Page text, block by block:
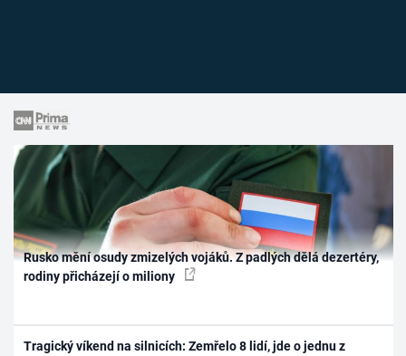
Rusko mění osudy zmizelých vojáků. Z padlých dělá dezertéry,
rodiny přicházejí o miliony
Tragický víkend na silnicích: Zemřelo 8 lidí, jde o jednu z